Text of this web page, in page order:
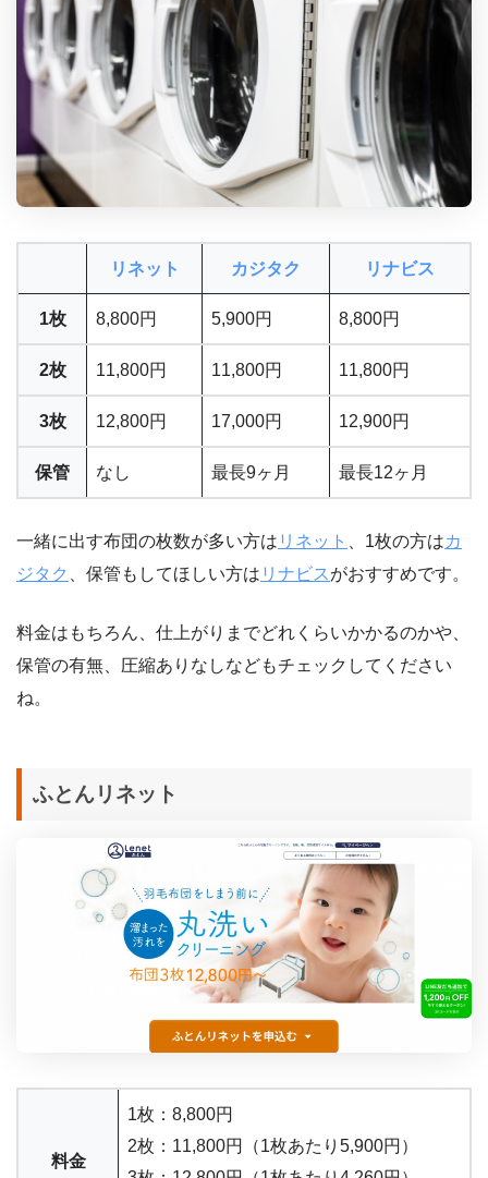
リネット カジタク リナビス
1枚 8,800円 5,900円 8,800円
2枚 11,800円 11,800円 11,800円
3枚 12,800円 17,000円 12,900円
保管 なし 最長9ヶ月 最長12ヶ月
一緒に出す布団の枚数が多い方は リネット 、1枚の方はカ
ジタク
、保管もしてほしい方は リナビス がおすすめです。
料金はもちろん、仕上がりまでどれくらいかかるのかや、
保管の有無、圧縮ありなしなどもチェックしてください
ね。
ふとんリネット
料金
1枚：8,800円
2枚：11,800円（1枚あたり5,900円）